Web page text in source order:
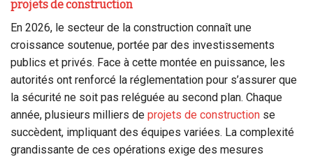
projets de construction
En 2026, le secteur de la construction connaît une
croissance soutenue, portée par des investissements
publics et privés. Face à cette montée en puissance, les
autorités ont renforcé la réglementation pour s’assurer que
la sécurité ne soit pas reléguée au second plan. Chaque
année, plusieurs milliers de projets de construction se
succèdent, impliquant des équipes variées. La complexité
grandissante de ces opérations exige des mesures